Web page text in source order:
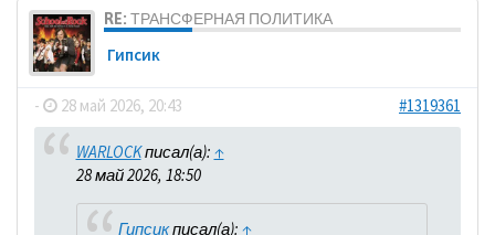
RE: ТРАНСФЕРНАЯ ПОЛИТИКА
Гипсик
- 28 май 2026, 20:43 #1319361
WARLOCKписал(а): ↑
28 май 2026, 18:50
Гипсикписал(а): ↑